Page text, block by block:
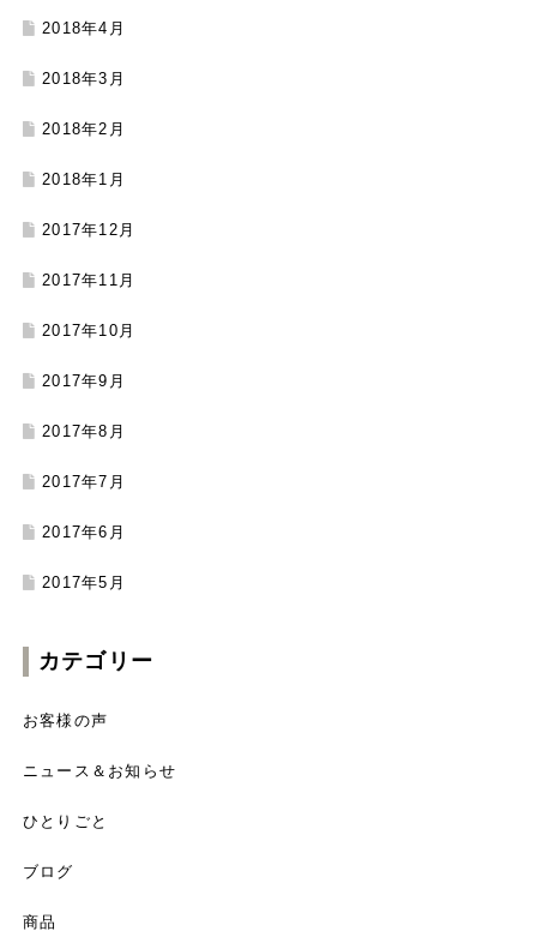
2018年4月
2018年3月
2018年2月
2018年1月
2017年12月
2017年11月
2017年10月
2017年9月
2017年8月
2017年7月
2017年6月
2017年5月
カテゴリー
お客様の声
ニュース＆お知らせ
ひとりごと
ブログ
商品